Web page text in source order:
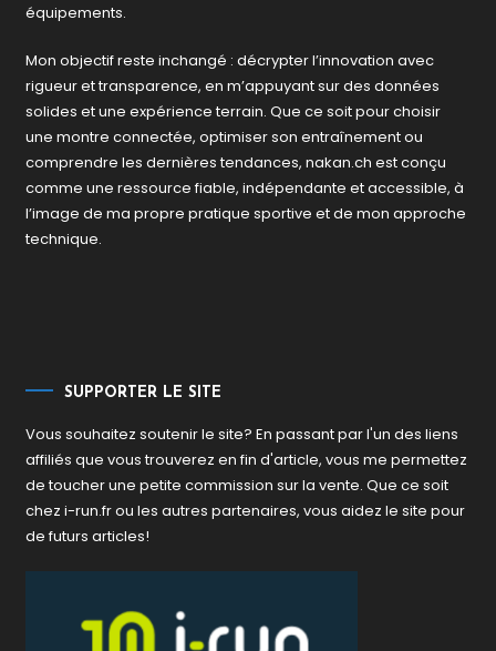
équipements.
Mon objectif reste inchangé : décrypter l’innovation avec
rigueur et transparence, en m’appuyant sur des données
solides et une expérience terrain. Que ce soit pour choisir
une montre connectée, optimiser son entraînement ou
comprendre les dernières tendances, nakan.ch est conçu
comme une ressource fiable, indépendante et accessible, à
l’image de ma propre pratique sportive et de mon approche
technique.
SUPPORTER LE SITE
Vous souhaitez soutenir le site? En passant par l'un des liens
affiliés que vous trouverez en fin d'article, vous me permettez
de toucher une petite commission sur la vente. Que ce soit
chez i-run.fr ou les autres partenaires, vous aidez le site pour
de futurs articles!